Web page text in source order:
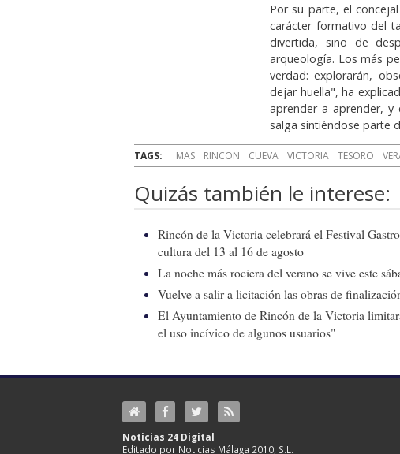
Por su parte, el
carácter formativo del
divertida, sino de
arqueología. Los más
verdad: explorarán,
dejar huella", ha
aprender a aprender,
salga sintiéndose parte
TAGS: MAS RINCON CUEVA VICTORIA TESORO
Quizás también le interese:
Rincón de la Victoria celebrará el Festival
cultura del 13 al 16 de agosto
La noche más rociera del verano se vive este
Vuelve a salir a licitación las obras de
El Ayuntamiento de Rincón de la Victoria
el uso incívico de algunos usuarios"
Noticias 24 Digital
Editado por Noticias Málaga 2010, S.L.